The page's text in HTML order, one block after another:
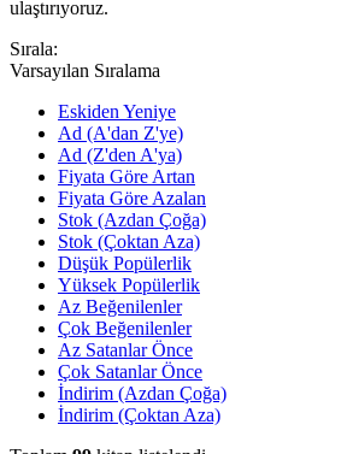
ulaştırıyoruz.
Sırala:
Varsayılan Sıralama
Eskiden Yeniye
Ad (A'dan Z'ye)
Ad (Z'den A'ya)
Fiyata Göre Artan
Fiyata Göre Azalan
Stok (Azdan Çoğa)
Stok (Çoktan Aza)
Düşük Popülerlik
Yüksek Popülerlik
Az Beğenilenler
Çok Beğenilenler
Az Satanlar Önce
Çok Satanlar Önce
İndirim (Azdan Çoğa)
İndirim (Çoktan Aza)